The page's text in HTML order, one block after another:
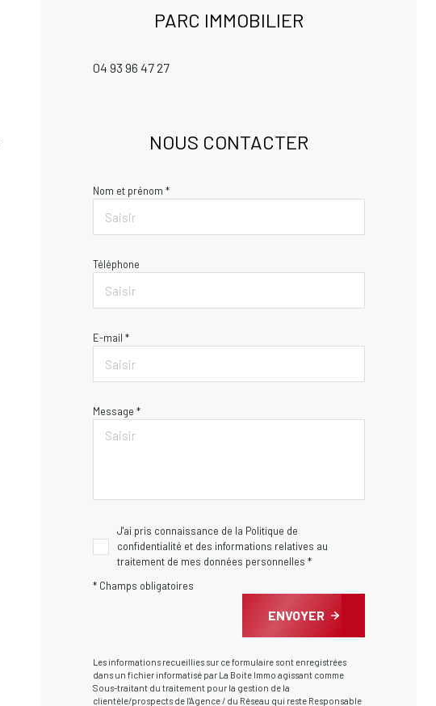
PARC IMMOBILIER
04 93 96 47 27
NOUS CONTACTER
Nom et prénom *
Téléphone
E-mail *
Message *
J'ai pris connaissance de la Politique de
confidentialité et des informations relatives au
traitement de mes données personnelles *
* Champs obligatoires
ENVOYER
Les informations recueillies sur ce formulaire sont enregistrées
dans un fichier informatisé par La Boite Immo agissant comme
Sous-traitant du traitement pour la gestion de la
clientèle/prospects de l'Agence / du Réseau qui reste Responsable